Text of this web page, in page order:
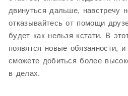
двинуться дальше, навстречу
отказывайтесь от помощи
будет как нельзя кстати. В
появятся новые обязанности,
сможете добиться более
в делах.